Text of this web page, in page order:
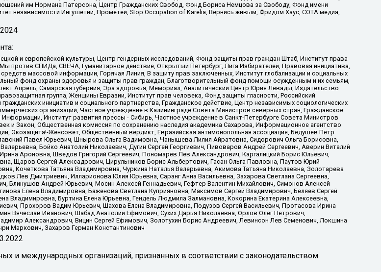
им Нормана Патерсона, Центр Гражданских Свобод, Фонд Бориса Немцова за Свободу, Фонд имени
независимости Ингушетии, Прометей, Stop Occupation of Karelia, Вернись живым, Фридом Хаус, СОТА медиа,
и европейской культуры, Центр гендерных исследований, Фонд защиты прав граждан Штаб, Институт права
против СПИДа, СВЕЧА, Гуманитарное действие, Открытый Петербург, Лига Избирателей, Правовая инициатива,
массовой информации, Горячая Линия, В защиту прав заключенных, Институт глобализации и социальных
фонд охраны здоровья и защиты прав граждан, Благотворительный фонд помощи осужденным и их семьям,
Апрель, Самарская губерния, Эра здоровья, Мемориал, Аналитический Центр Юрия Левады, Издательство
группа, Женщины Евразии, Институт прав человека, Фонд защиты гласности, Российский
инициатив и социального партнерства, Гражданское действие, Центр независимых социологических
организаций, Частное учреждение в Калининграде Совета Министров северных стран, Гражданское
Институт развития прессы - Сибирь, Частное учреждение в Санкт-Петербурге Совета Министров
и Закон, Общественная комиссия по сохранению наследия академика Сахарова, Информационное агентство
Экозащита!-Женсовет, Общественный вердикт, Евразийская антимонопольная ассоциация, Бедушев Петр
Павел Юрьевич, Шнырова Ольга Вадимовна, Чанышева Лилия Айратовна, Сидорович Ольга Борисовна,
Бойко Анатолий Николаевич, Дугин Сергей Георгиевич, Пивоваров Андрей Сергеевич, Аверин Виталий
Ароновна, Шведов Григорий Сергеевич, Пономарев Лев Александрович, Каргалицкий Борис Юльевич,
Щаров Сергей Алексадрович, Цирульников Борис Альбертович, Гасан Ольга Павловна, Паутов Юрий
Кочеткова Татьяна Владимировна, Чуркина Наталья Валерьевна, Акимова Татьяна Николаевна, Золотарева
Лев Дмитриевич, Илларионова Юлия Юрьевна, Саранг Анна Васильевна, Захарова Светлана Сергеевна,
Блинушов Андрей Юрьевич, Мосин Алексей Геннадьевич, Гефтер Валентин Михайлович, Симонов Алексей
Елена Владимировна, Баженова Светлана Куприяновна, Максимов Сергей Владимирович, Беляев Сергей
Владимировна, Буртина Елена Юрьевна, Гендель Людмила Залмановна, Кокорина Екатерина Алексеевна,
Прохоров Вадим Юрьевич, Шахова Елена Владимировна, Подузов Сергей Васильевич, Протасова Ирина
Вячеслав Иванович, Шабад Анатолий Ефимович, Сухих Дарья Николаевна, Орлов Олег Петрович,
Александрович, Вицин Сергей Ефимович, Золотухин Борис Андреевич, Левинсон Лев Семенович, Локшина
Маркович, Захаров Герман Константинович
и международных организаций, признанных в соответствии с законодательством